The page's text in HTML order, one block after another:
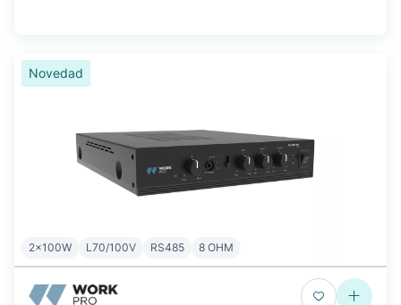
Novedad
2x100W L70/100V RS485 8 OHM